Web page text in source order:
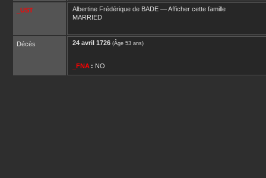
_UST Albertine Frédérique de BADE —Afficher cette famille
MARRIED
Décès 24 avril 1726 (Âge 53 ans)
_FNA : NO